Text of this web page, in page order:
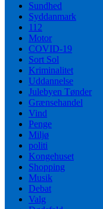
Sundhed
Syddanmark
112
Motor
COVID-19
Sort Sol
Kriminalitet
Uddannelse
Julebyen Tønder
Grænsehandel
Vind
Penge
Miljø
politi
Kongehuset
Shopping
Musik
Debat
Valg